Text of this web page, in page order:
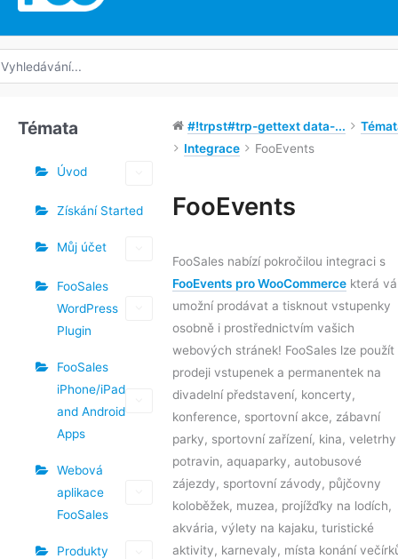
Témata
Úvod
Získání Started
Můj účet
FooSales
WordPress
Plugin
FooSales
iPhone/iPad
and Android
Apps
Webová
aplikace
FooSales
Produkty
#!trpst#trp-gettext data-...
Integrace
FooEvents
FooEvents
FooSales nabízí pokročilou integraci s
FooEvents pro WooCommerce která
umožní prodávat a tisknout vstupenky
osobně i prostřednictvím vašich
webových stránek! FooSales lze použít
prodeji vstupenek a permanentek na
divadelní představení, koncerty,
konference, sportovní akce, zábavní
parky, sportovní zařízení, kina, veletrhy
potravin, aquaparky, autobusové
zájezdy, sportovní závody, půjčovny
koloběžek, muzea, projížďky na lodích,
akvária, výlety na kajaku, turistické
aktivity, karnevaly, místa konání
Štítky
v
dokumentu